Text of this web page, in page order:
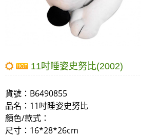
11吋睡姿史努比(2002)
貨號： B6490855
品名： 11吋睡姿史努比
顏色/款式：
尺寸：16*28*26cm